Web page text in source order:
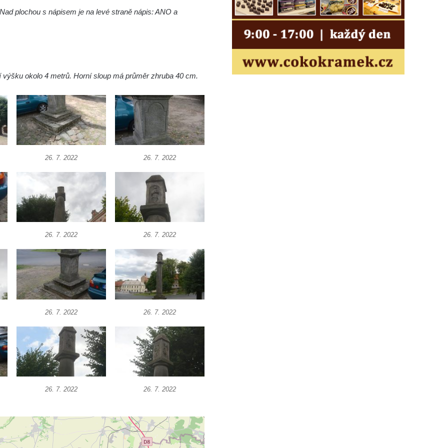
plochou s nápisem je na levé straně nápis: ANO a
okolo 4 metrů. Horní sloup má průměr zhruba 40 cm.
26. 7. 2022 26. 7. 2022
26. 7. 2022 26. 7. 2022
26. 7. 2022 26. 7. 2022
26. 7. 2022 26. 7. 2022